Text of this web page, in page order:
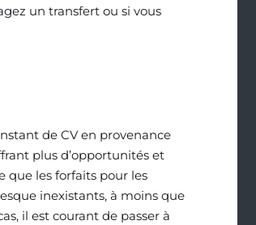
un transfert ou si vous
de CV en provenance
plus d’opportunités et
que les forfaits pour les
inexistants, à moins que
il est courant de passer à